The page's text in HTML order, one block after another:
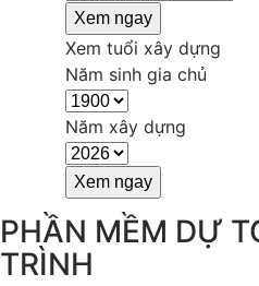
Xem tuổi xây dựng
Năm sinh gia chủ
Năm xây dựng
PHẦN MỀM DỰ
TRÌNH